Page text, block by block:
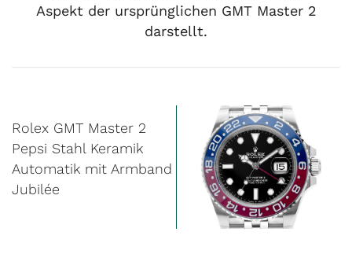
Aspekt der ursprünglichen GMT Master 2
darstellt.
Rolex GMT Master 2
Pepsi Stahl Keramik
Automatik mit Armband
Jubilée